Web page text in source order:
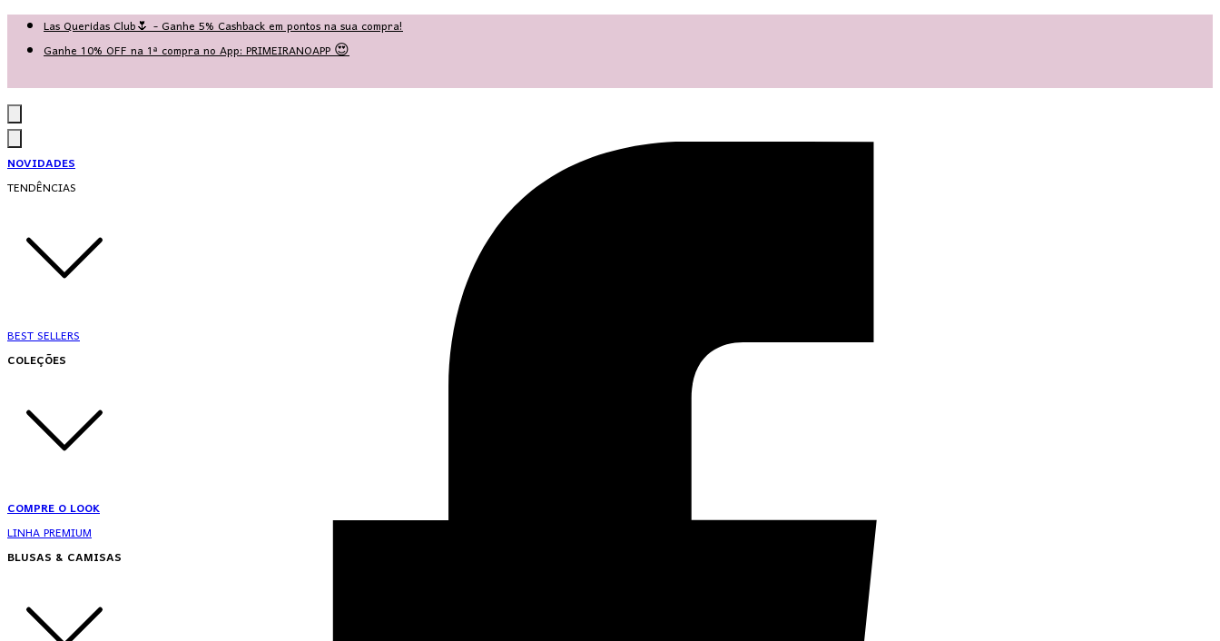
Las Queridas Club🌷 - Ganhe 5% Cashback em pontos na sua compra!
Ganhe 10% OFF na 1ª compra no App: PRIMEIRANOAPP 😍
NOVIDADES
TENDÊNCIAS
BEST SELLERS
COLEÇÕES
COMPRE O LOOK
LINHA PREMIUM
BLUSAS & CAMISAS